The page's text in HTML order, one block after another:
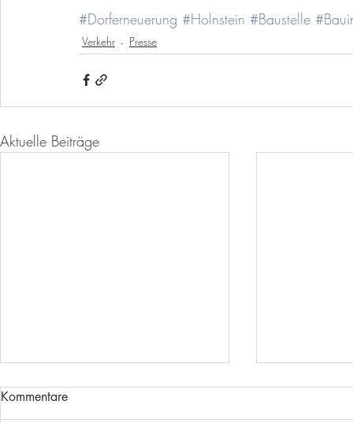
#Dorferneuerung #Holnstein #Baustelle
Verkehr Presse
Aktuelle Beiträge
Kommentare